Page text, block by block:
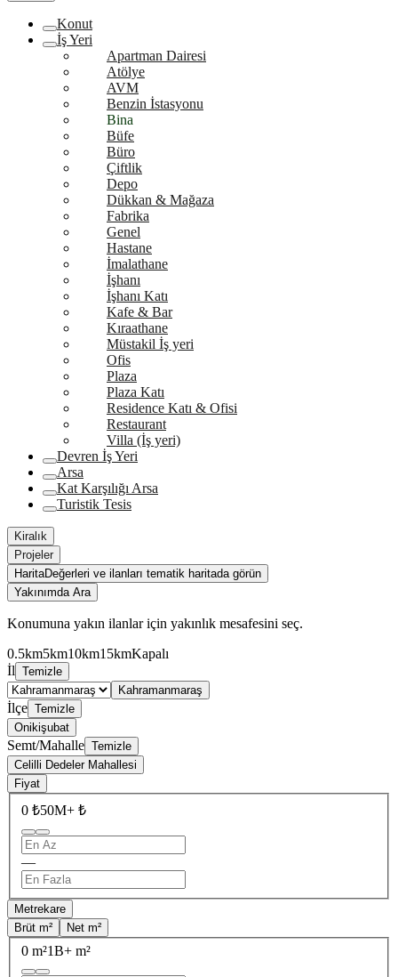
Konut
İş Yeri
Apartman Dairesi
Atölye
AVM
Benzin İstasyonu
Bina
Büfe
Büro
Çiftlik
Depo
Dükkan & Mağaza
Fabrika
Genel
Hastane
İmalathane
İşhanı
İşhanı Katı
Kafe & Bar
Kıraathane
Müstakil İş yeri
Ofis
Plaza
Plaza Katı
Residence Katı & Ofisi
Restaurant
Villa (İş yeri)
Devren İş Yeri
Arsa
Kat Karşılığı Arsa
Turistik Tesis
Kiralık
Projeler
HaritaDeğerleri ve ilanları tematik haritada görün
Yakınımda Ara
Konumuna yakın ilanlar için yakınlık mesafesini seç.
0.5km5km10km15kmKapalı
İl Temizle
Kahramanmaraş
İlçe Temizle
Onikişubat
Semt/Mahalle Temizle
Celilli Dedeler Mahallesi
Fiyat
0 ₺50M+ ₺
—
Metrekare
Brüt m²
Net m²
0 m²1B+ m²